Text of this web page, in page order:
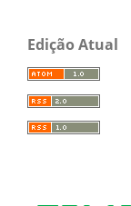
Edição Atual